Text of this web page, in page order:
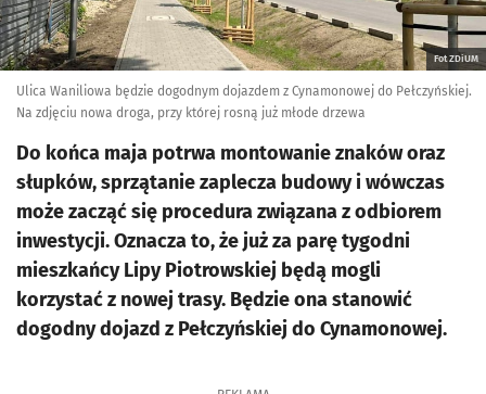
Fot ZDiUM
Ulica Waniliowa będzie dogodnym dojazdem z Cynamonowej do Pełczyńskiej.
Na zdjęciu nowa droga, przy której rosną już młode drzewa
Do końca maja potrwa montowanie znaków oraz
słupków, sprzątanie zaplecza budowy i wówczas
może zacząć się procedura związana z odbiorem
inwestycji. Oznacza to, że już za parę tygodni
mieszkańcy Lipy Piotrowskiej będą mogli
korzystać z nowej trasy. Będzie ona stanowić
dogodny dojazd z Pełczyńskiej do Cynamonowej.